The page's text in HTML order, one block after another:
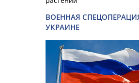
ВОЕННАЯ
УКРАИНЕ